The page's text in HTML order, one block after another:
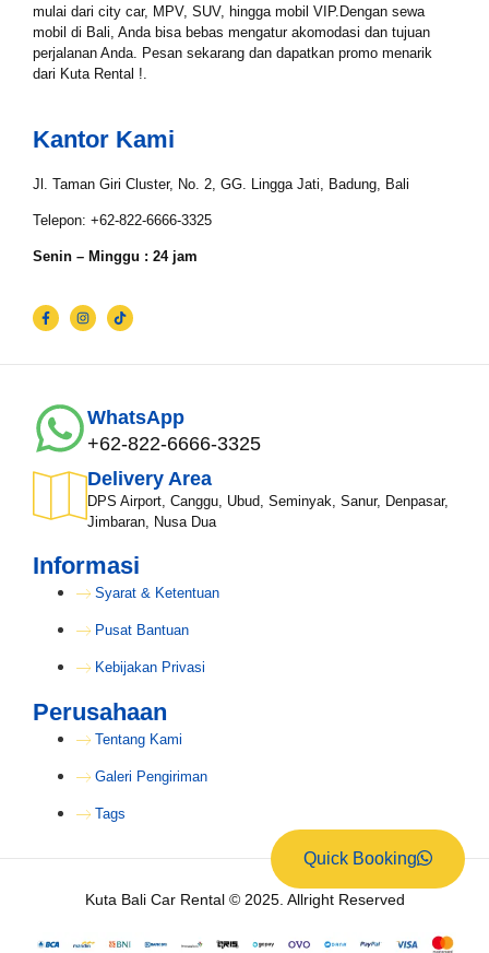
mulai dari city car, MPV, SUV, hingga mobil VIP.Dengan sewa
mobil di Bali, Anda bisa bebas mengatur akomodasi dan tujuan
perjalanan Anda. Pesan sekarang dan dapatkan promo menarik
dari Kuta Rental !.
Quick Booking
Email*
Lokasi Pengiriman & Pengembalian
Kantor Kami
Jl. Taman Giri Cluster, No. 2, GG. Lingga Jati, Badung, Bali
Telepon: +62-822-6666-3325
Senin – Minggu : 24 jam
WhatsApp
+62-822-6666-3325
Delivery Area
DPS Airport, Canggu, Ubud, Seminyak, Sanur, Denpasar,
Jimbaran, Nusa Dua
Informasi
Syarat & Ketentuan
Pusat Bantuan
Kebijakan Privasi
Perusahaan
Tentang Kami
Galeri Pengiriman
Tags
Kuta Bali Car Rental © 2025. Allright Reserved